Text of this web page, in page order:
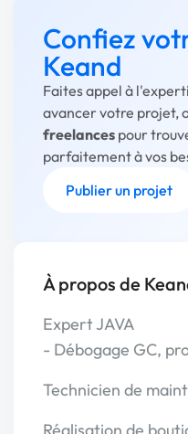
Confiez
Keand
Faites appel à
avancer votre projet,
freelances pour
parfaitement à vos
Publier un projet
À propos de
Expert JAVA
- Débogage GC,
Technicien de